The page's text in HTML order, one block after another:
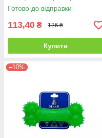
Готово до відправки
113,40 ₴ 126 ₴
Купити
–10%